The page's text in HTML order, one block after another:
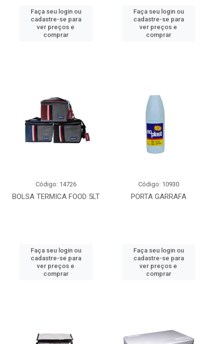
Faça seu login ou
cadastre-se para
ver preços e
comprar
Faça seu login ou
cadastre-se para
ver preços e
comprar
BOLSA TERMICA FOOD 5LT
Código: 14726
Faça seu login ou
cadastre-se para
ver preços e
comprar
PORTA GARRAFA
Código: 10930
Faça seu login ou
cadastre-se para
ver preços e
comprar